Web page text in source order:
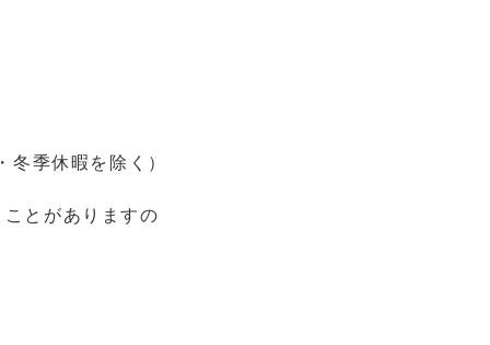
季休暇を除く）
とがありますの